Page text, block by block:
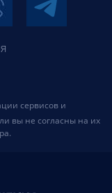
сервисов и
вы не согласны на их